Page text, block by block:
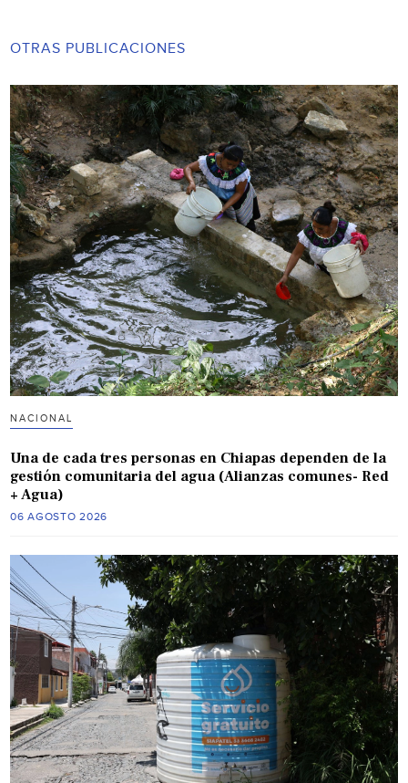
OTRAS PUBLICACIONES
NACIONAL
Una de cada tres personas en Chiapas dependen de la
gestión comunitaria del agua (Alianzas comunes- Red
+ Agua)
06 AGOSTO 2026